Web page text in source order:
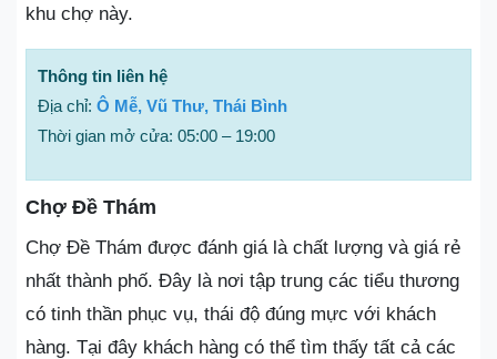
khu chợ này.
Thông tin liên hệ
Địa chỉ: Ô Mễ, Vũ Thư, Thái Bình
Thời gian mở cửa: 05:00 – 19:00
Chợ Đề Thám
Chợ Đề Thám được đánh giá là chất lượng và giá rẻ
nhất thành phố. Đây là nơi tập trung các tiểu thương
có tinh thần phục vụ, thái độ đúng mực với khách
hàng. Tại đây khách hàng có thể tìm thấy tất cả các